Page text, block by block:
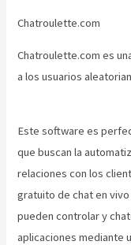
Chatroulette.com
Chatroulette.com es
a los usuarios
Este software es
que buscan la
relaciones con los
gratuito de chat en
pueden controlar y
aplicaciones mediante